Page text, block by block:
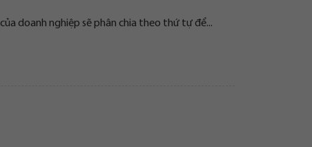
doanh nghiệp sẽ phân chia theo thứ tự để...